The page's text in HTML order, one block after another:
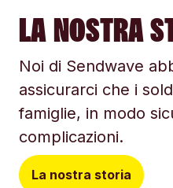
LA NOSTRA
Noi di Sendwave
assicurarci che i
famiglie, in modo
complicazioni.
La nostra storia